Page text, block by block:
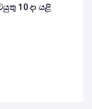
10 දා යළි